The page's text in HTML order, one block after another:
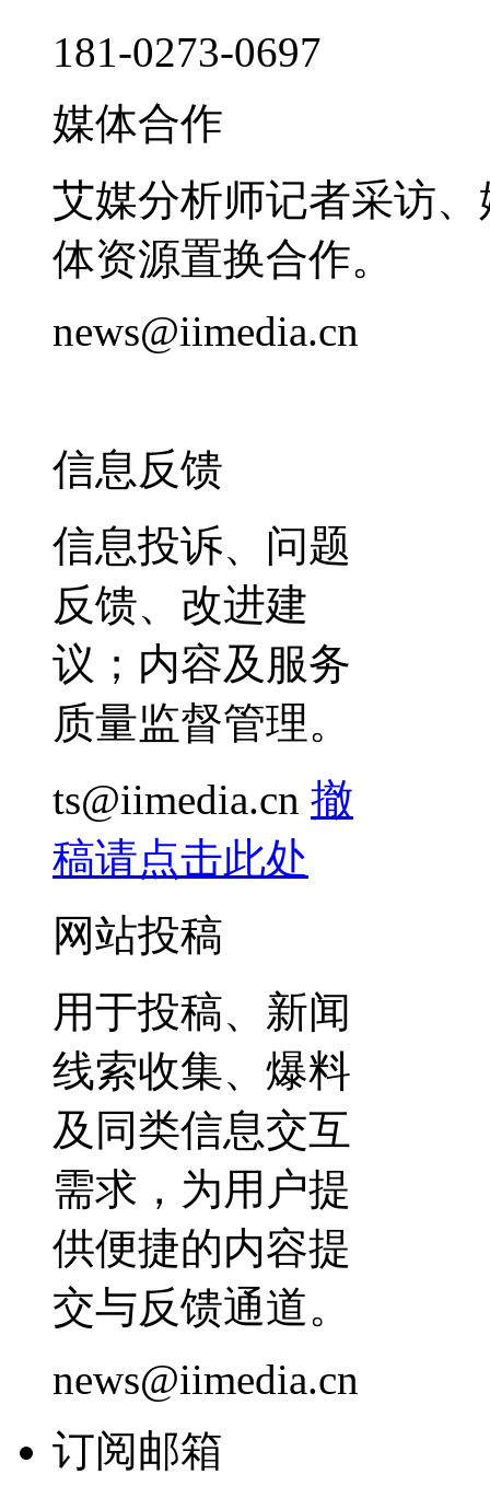
181-0273-0697
媒体合作
艾媒分析师记者采访
体资源置换合作。
news@iimedia.cn
信息反馈
信息投诉、问题
反馈、改进建
议；内容及服务
质量监督管理。
ts@iimedia.cn 撤
稿请点击此处
网站投稿
用于投稿、新闻
线索收集、爆料
及同类信息交互
需求，为用户提
供便捷的内容提
交与反馈通道。
news@iimedia.cn
订阅邮箱